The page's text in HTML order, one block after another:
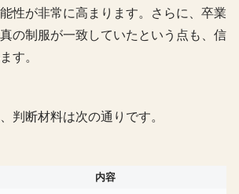
性が非常に高まります。さらに、卒業
の制服が一致していたという点も、信
す。
判断材料は次の通りです。
内容